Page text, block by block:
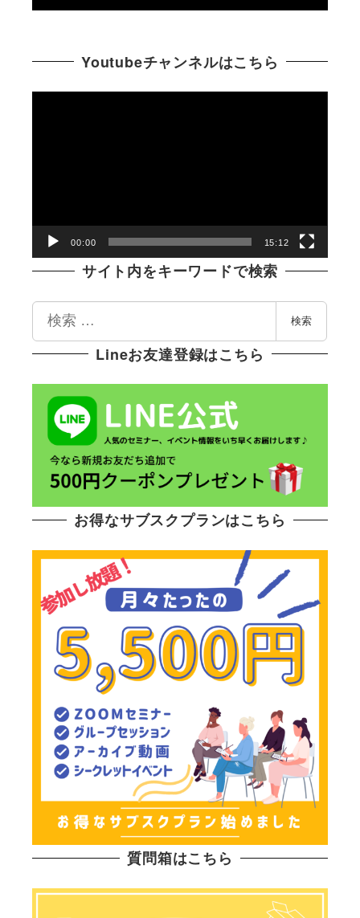
Youtubeチャンネルはこちら
00:00 15:12
サイト内をキーワードで検索
索
検索
Lineお友達登録はこちら
お得なサブスクプランはこちら
質問箱はこちら